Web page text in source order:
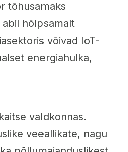
tõhusamaks
hõlpsamalt
võivad IoT-
energiahulka,
valdkonnas.
veeallikate, nagu